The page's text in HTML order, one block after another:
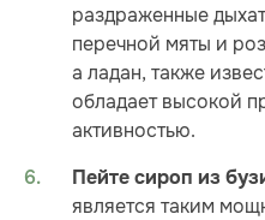
раздраженные
перечной мяты и
а ладан, также
обладает высокой
активностью.
Пейте сироп из
является таким